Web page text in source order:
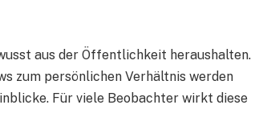
aus der Öffentlichkeit heraushalten.
zum persönlichen Verhältnis werden
Für viele Beobachter wirkt diese